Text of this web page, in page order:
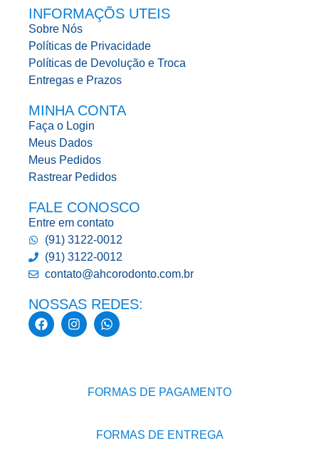
INFORMAÇÕS UTEIS
Sobre Nós
Políticas de Privacidade
Políticas de Devolução e Troca
Entregas e Prazos
MINHA CONTA
Faça o Login
Meus Dados
Meus Pedidos
Rastrear Pedidos
FALE CONOSCO
Entre em contato
(91) 3122-0012
(91) 3122-0012
contato@ahcorodonto.com.br
NOSSAS REDES:
FORMAS DE PAGAMENTO
FORMAS DE ENTREGA